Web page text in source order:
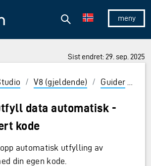
Vis/skjul
Søk
Sist endret: 29. sep. 2025
/ V8 (gjeldende) / Guider
data automatisk -
kode
automatisk utfylling av
din egen kode.